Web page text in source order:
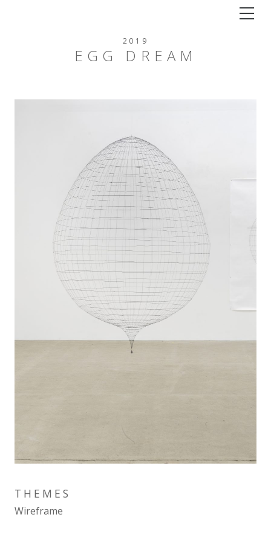
2019
EGG DREAM
THEMES
Wireframe